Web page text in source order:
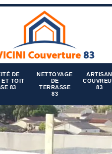
DE
ET TOIT
83
NETTOYAGE
DE
TERRASSE
83
ARTISAN
83